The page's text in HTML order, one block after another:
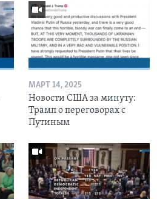
МАРТ 14, 2025
Новости США за минуту:
Трамп о переговорах с
Путиным